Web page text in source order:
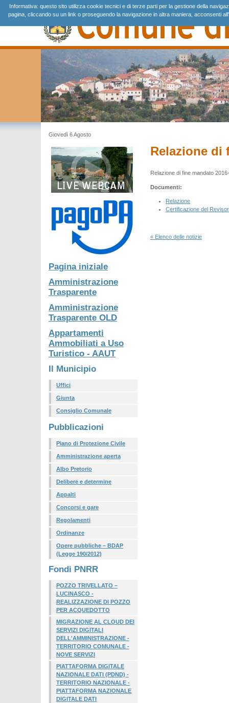
Giovedì 6 Agosto
Pagina iniziale
Amministrazione
Trasparente
Amministrazione
Trasparente OLD
Appartamenti
Ammobiliati a Uso
Turistico - AAUT
Il Municipio
Uffici
Giunta
Consiglio Comunale
Pubblicazioni
Piano di Protezione Civile
Amministrazione aperta
Albo Pretorio
Delibere e determine
Appalti
Concorsi e gare
Regolamenti
Ordinanze
Opere pubbliche – BDAP
(Legge 190/2012)
Fondi PNRR
POZZO TRIVELLATO –
LUCINASCO -
REALIZZAZIONE DI POZZO
PER ACQUEDOTTO
MIGRAZIONE AL CLOUD DEI
SERVIZI DIGITALI
DELL'AMMINISTRAZIONE -
TERRITORIO COMUNALE -
NOVE SERVIZI
PIATTAFORMA DIGITALE
NAZIONALE DATI (PDND) -
TERRITORIO NAZIONALE -
PIATTAFORMA NAZIONALE
DIGITALE DATI
Relazione di
Relazione di fine mandato
Documenti:
Relazione
Certificazione del
« Elenco delle notizie
Informativa: questo sito utilizza cookie tecnici e di terze parti per la gestione della
pagina, cliccando su un link o proseguendo la navigazione in altra maniera, acconsenti